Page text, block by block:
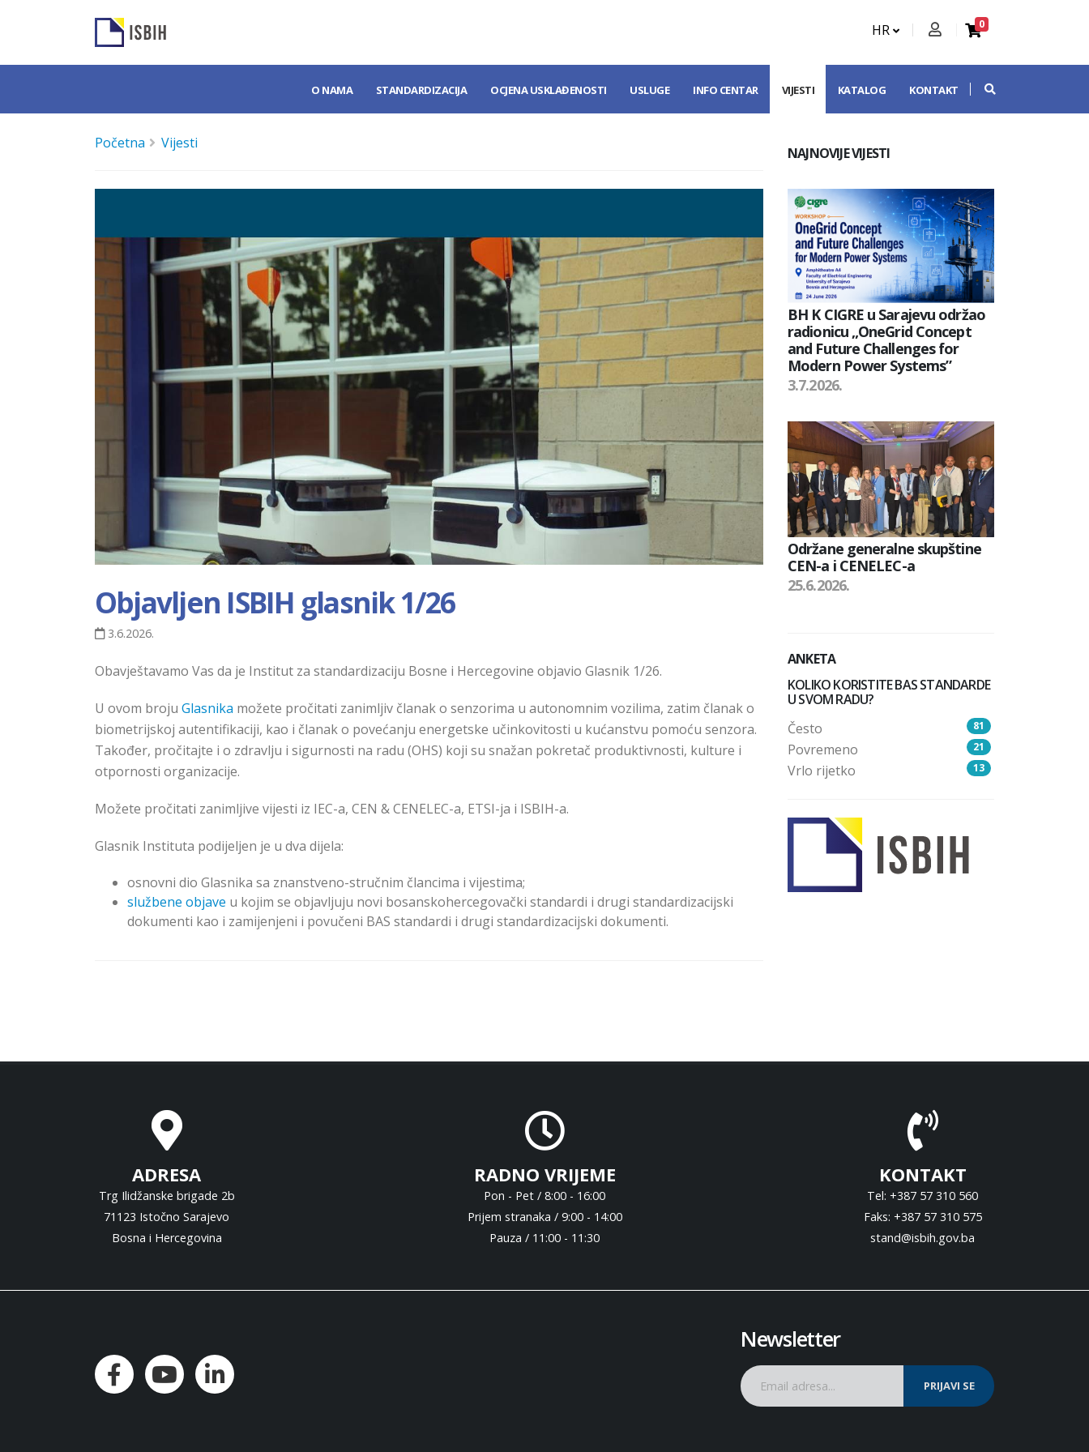
HR 0
O NAMA STANDARDIZACIJA OCJENA USKLAĐENOSTI USLUGE INFO CENTAR VIJESTI KATALOG KONTAKT
Početna Vijesti
Objavljen ISBIH glasnik 1/26
3.6.2026.
Obavještavamo Vas da je Institut za standardizaciju Bosne i Hercegovine objavio Glasnik 1/26.
U ovom broju Glasnika možete pročitati zanimljiv članak o senzorima u autonomnim vozilima, zatim članak o
biometrijskoj autentifikaciji, kao i članak o povećanju energetske učinkovitosti u kućanstvu pomoću senzora.
Također, pročitajte i o zdravlju i sigurnosti na radu (OHS) koji su snažan pokretač produktivnosti, kulture i
otpornosti organizacije.
Možete pročitati zanimljive vijesti iz IEC-a, CEN & CENELEC-a, ETSI-ja i ISBIH-a.
Glasnik Instituta podijeljen je u dva dijela:
osnovni dio Glasnika sa znanstveno-stručnim člancima i vijestima;
službene objave u kojim se objavljuju novi bosanskohercegovački standardi i drugi standardizacijski
dokumenti kao i zamijenjeni i povučeni BAS standardi i drugi standardizacijski dokumenti.
NAJNOVIJE VIJESTI
BH K CIGRE u Sarajevu održao
radionicu „OneGrid Concept
and Future Challenges for
Modern Power Systems”
3.7.2026.
Održane generalne skupštine
CEN-a i CENELEC-a
25.6.2026.
ANKETA
KOLIKO KORISTITE BAS STANDARDE
U SVOM RADU?
Često
81
Povremeno 21
Vrlo rijetko 13
ADRESA
Trg Ilidžanske brigade 2b
71123 Istočno Sarajevo
Bosna i Hercegovina
RADNO VRIJEME
Pon - Pet / 8:00 - 16:00
Prijem stranaka / 9:00 - 14:00
Pauza / 11:00 - 11:30
KONTAKT
Tel: +387 57 310 560
Faks: +387 57 310 575
stand@isbih.gov.ba
Newsletter
PRIJAVI SE